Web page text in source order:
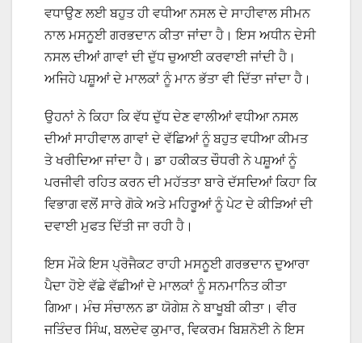
ਵਧਾਉਣ ਲਈ ਬਹੁਤ ਹੀ ਵਧੀਆ ਨਸਲ ਦੇ ਸਾਹੀਵਾਲ ਸੀਮਨ
ਨਾਲ ਮਸਨੂਈ ਗਰਭਦਾਨ ਕੀਤਾ ਜਾਂਦਾ ਹੈ। ਇਸ ਅਧੀਨ ਦੇਸੀ
ਨਸਲ ਦੀਆਂ ਗਾਵਾਂ ਦੀ ਦੁੱਧ ਚੁਆਈ ਕਰਵਾਈ ਜਾਂਦੀ ਹੈ।
ਅਜਿਹੇ ਪਸ਼ੂਆਂ ਦੇ ਮਾਲਕਾਂ ਨੂੰ ਮਾਨ ਭੱਤਾ ਵੀ ਦਿੱਤਾ ਜਾਂਦਾ ਹੈ।
ਉਹਨਾਂ ਨੇ ਕਿਹਾ ਕਿ ਵੱਧ ਦੁੱਧ ਦੇਣ ਵਾਲੀਆਂ ਵਧੀਆ ਨਸਲ
ਦੀਆਂ ਸਾਹੀਵਾਲ ਗਾਵਾਂ ਦੇ ਵੱਛਿਆਂ ਨੂੰ ਬਹੁਤ ਵਧੀਆ ਕੀਮਤ
ਤੇ ਖਰੀਦਿਆ ਜਾਂਦਾ ਹੈ। ਡਾ ਹਕੀਕਤ ਚੌਧਰੀ ਨੇ ਪਸ਼ੂਆਂ ਨੂੰ
ਪਰਜੀਵੀ ਰਹਿਤ ਕਰਨ ਦੀ ਮਹੱਤਤਾ ਬਾਰੇ ਦੱਸਦਿਆਂ ਕਿਹਾ ਕਿ
ਵਿਭਾਗ ਵਲੋਂ ਸਾਰੇ ਗੋਕੇ ਅਤੇ ਮਹਿਰੂਆਂ ਨੂੰ ਪੇਟ ਦੇ ਕੀੜਿਆਂ ਦੀ
ਦਵਾਈ ਮੁਫਤ ਦਿੱਤੀ ਜਾ ਰਹੀ ਹੈ।
ਇਸ ਮੌਕੇ ਇਸ ਪ੍ਰੋਜੈਕਟ ਰਾਹੀ ਮਸਨੂਈ ਗਰਭਦਾਨ ਦੁਆਰਾ
ਪੈਦਾ ਹੋਏ ਵੱਛੇ ਵੱਛੀਆਂ ਦੇ ਮਾਲਕਾਂ ਨੂੰ ਸਨਮਾਨਿਤ ਕੀਤਾ
ਗਿਆ। ਮੰਚ ਸੰਚਾਲਨ ਡਾ ਯੋਗੇਸ਼ ਨੇ ਬਾਖੂਬੀ ਕੀਤਾ। ਵੀਰ
ਜਤਿੰਦਰ ਸਿੰਘ, ਬਲਦੇਵ ਕੁਮਾਰ, ਵਿਕਰਮ ਬਿਸ਼ਨੋਈ ਨੇ ਇਸ